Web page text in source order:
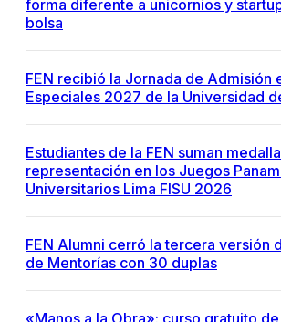
forma diferente a unicornios y
bolsa
FEN recibió la Jornada de Admisión
Especiales 2027 de la Universidad
Estudiantes de la FEN suman
representación en los Juegos
Universitarios Lima FISU 2026
FEN Alumni cerró la tercera versión
de Mentorías con 30 duplas